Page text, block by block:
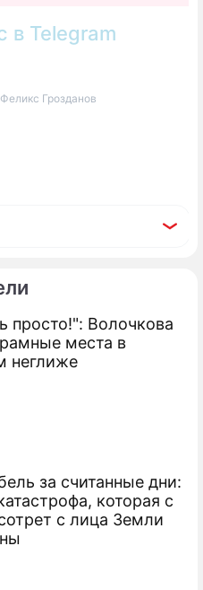
просто!": Волочкова
места в
неглиже
за считанные дни:
которая с
с лица Земли
в Telegram
Грозданов
Агаты Муцениеце